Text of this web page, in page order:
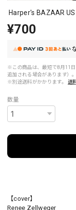
Harper's BAZAAR
¥700
※この商品は、最短で8月11
追加される場合があります）。
※別途送料がかかります。
送
数量
【cover】
Renee Zellweger